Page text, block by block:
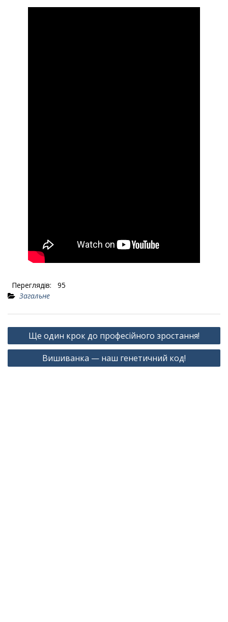
Переглядів:
95
Загальне
Навігація
записів
Ще один крок до професійного зростання!
Вишиванка — наш генетичний код!